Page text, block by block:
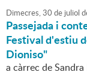
Dimecres,30 de juliol
Passejada i
Festival d'estiu
Dioniso"
a càrrec de